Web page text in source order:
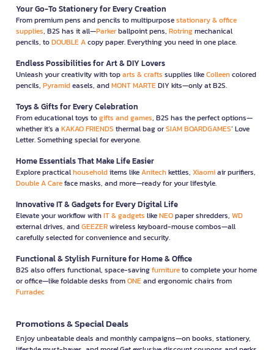
Your Go-To Stationery for Every Creation
From premium pens and pencils to multipurposestationary & office
supplies, B2S has it all—Parkerballpoint pens, Rotringmechanical
pencils, toDOUBLE Acopy paper. Everything you need in one place.
Endless Possibilities for Art & DIY Lovers
Unleash your creativity with toparts & crafts supplies likeColleencolored
pencils, Pyramideasels, andMONT MARTEDIY kits—only at B2S.
Toys & Gifts for Every Celebration
From educational toys togifts and games, B2S has the perfect options—
whether it’s a KAKAO FRIENDS thermal bag orSIAM BOARDGAMES’ Love
Letter. Something special for everyone.
Home Essentials That Make Life Easier
Explore practicalhouseholditems likeAnitechkettles, Xiaomiair purifiers,
Double A Careface masks, and more—ready for your lifestyle.
Innovative IT & Gadgets for Every Digital Life
Elevate your workflow withIT & gadgets likeNEOpaper shredders, WD
external drives, andGEEZERwireless keyboard-mouse combos—all
carefully selected for convenience and security.
Functional & Stylish Furniture for Home & Office
B2S also offers functional, space-savingfurnitureto complete your home
or office—like foldable desks fromONEand ergonomic chairs from
Furradec
Promotions & Special Deals
Enjoy unbeatable deals and monthly campaigns—on books, stationery,